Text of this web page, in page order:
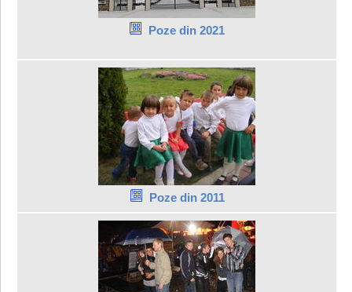
Poze din 2021
Poze din 2011